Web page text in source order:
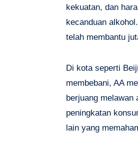
kekuatan, dan
kecanduan
telah membantu
Di kota seperti
membebani, AA
berjuang melawan
peningkatan
lain yang